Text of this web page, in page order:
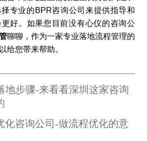
专业的BPR咨询公司来提供指导和
好。如果您目前没有心仪的咨询公
聊聊，作为一家专业落地流程管理的
给您带来帮助。
地步骤-来看看深圳这家咨询
化咨询公司-做流程优化的意